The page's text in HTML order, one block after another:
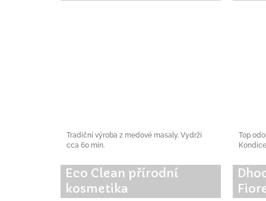
Tradiční výroba z medové masaly. Vydrží
cca 60 min.
Top
Eco Clean přírodní
kosmetika